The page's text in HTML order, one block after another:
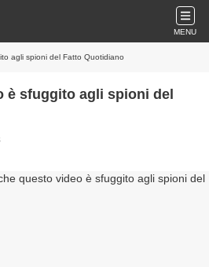
MENU
agli spioni del Fatto Quotidiano
è sfuggito agli spioni del